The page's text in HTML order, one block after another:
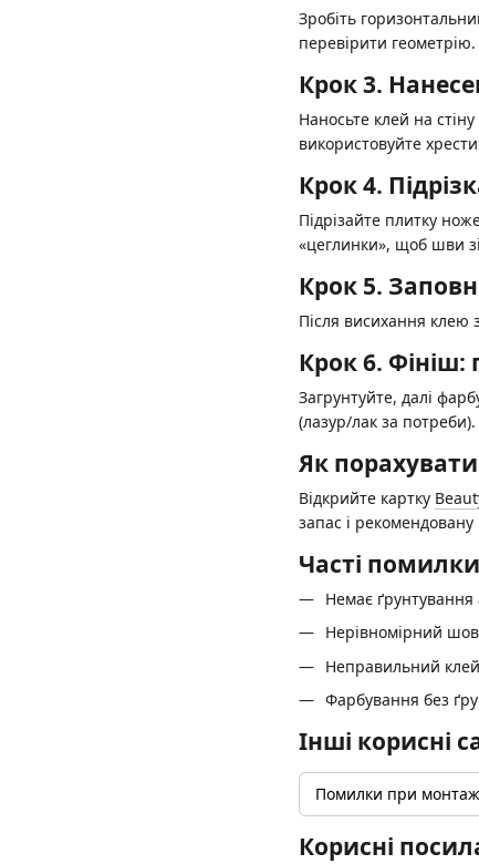
Зробіть
перевірити геометрію.
Крок 3.
Наносьте клей на
використовуйте
Крок 4.
Підрізайте плитку
«цеглинки», щоб шви
Крок 5.
Після висихання клею
Крок 6. Фініш:
Загрунтуйте, далі
(лазур/лак за потреби).
Як
Відкрийте картку
запас і рекомендовану
Часті помилки
Немає ґрунтування
Нерівномірний
Неправильний
Фарбування без
Інші корисні
Помилки при
Корисні